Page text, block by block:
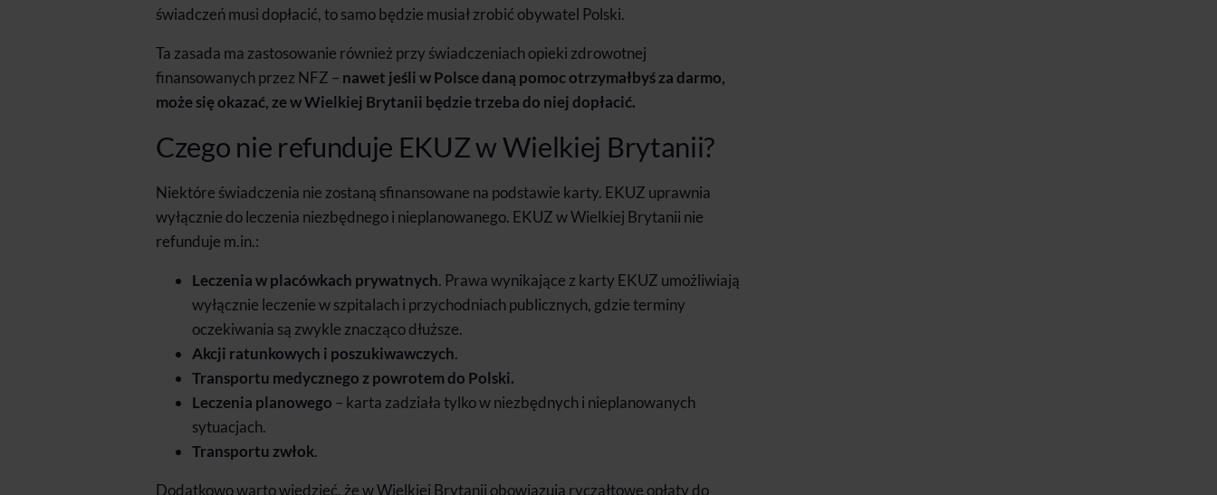
świadczeń musi dopłacić, to samo będzie musiał zrobić obywatel Polski.
Ta zasada ma zastosowanie również przy świadczeniach opieki zdrowotnej
finansowanych przez NFZ – nawet jeśli w Polsce daną pomoc otrzymałbyś za darmo,
może się okazać, ze w Wielkiej Brytanii będzie trzeba do niej dopłacić.
Czego nie refunduje EKUZ w Wielkiej Brytanii?
Niektóre świadczenia nie zostaną sfinansowane na podstawie karty. EKUZ uprawnia
wyłącznie do leczenia niezbędnego i nieplanowanego. EKUZ w Wielkiej Brytanii nie
refunduje m.in.:
Leczenia w placówkach prywatnych. Prawa wynikające z karty EKUZ umożliwiają
wyłącznie leczenie w szpitalach i przychodniach publicznych, gdzie terminy
oczekiwania są zwykle znacząco dłuższe.
Akcji ratunkowych i poszukiwawczych.
Transportu medycznego z powrotem do Polski.
Leczenia planowego – karta zadziała tylko w niezbędnych i nieplanowanych
sytuacjach.
Transportu zwłok.
Dodatkowo warto wiedzieć, że w Wielkiej Brytanii obowiązują ryczałtowe opłaty do